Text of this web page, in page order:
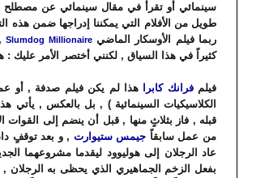
سينمائي أو تقرأ في مقال سينمائي عن مصطلح
طويل من الأفلام التي يمكننا إدراجها ضمن هذه
ربما فيلم الأوسكار الماضيSlumdog Millionaire
,
كثيراً في هذا السياق , لكنني أختصر الأمر عليك :
فيلمفرانك كابرا
هذا لم يكن فيلم صدفة , أو
الكلاسيكيات السينمائية ) , بل بالعكس ,
قبله , فاز بثلاثٍ منها , قبل أن ينضم إلى القوات
من عمل سابقاً جيمس ستيوارت
عاد الرجلان إلى هوليوود ليقدما مشروعهما
بفعل الزخم الجماهيري الذي يحظى به الرجلان